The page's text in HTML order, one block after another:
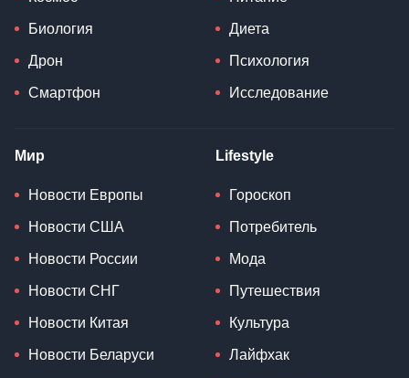
Биология
Дрон
Смартфон
Диета
Психология
Исследование
Мир
Новости Европы
Новости США
Новости России
Новости СНГ
Новости Китая
Новости Беларуси
Lifestyle
Гороскоп
Потребитель
Мода
Путешествия
Культура
Лайфхак